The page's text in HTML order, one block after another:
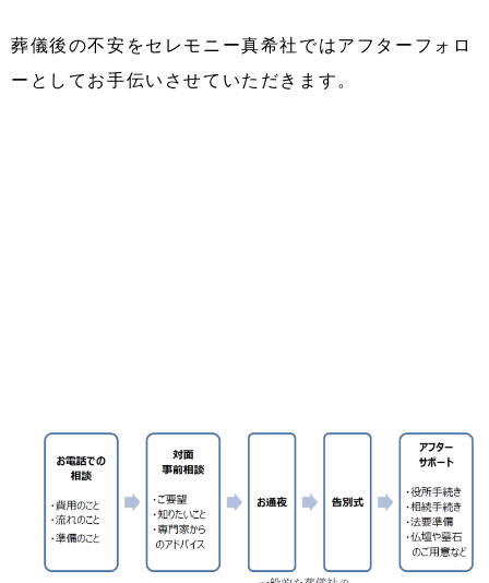
葬儀後の不安をセレモニー真希社ではアフターフォロ
ーとしてお手伝いさせていただきます。